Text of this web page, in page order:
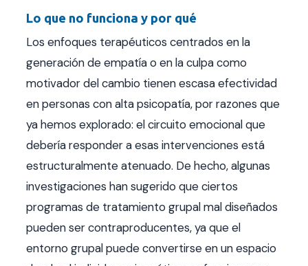
Lo que no funciona y por qué
Los enfoques terapéuticos centrados en la
generación de empatía o en la culpa como
motivador del cambio tienen escasa efectividad
en personas con alta psicopatía, por razones que
ya hemos explorado: el circuito emocional que
debería responder a esas intervenciones está
estructuralmente atenuado. De hecho, algunas
investigaciones han sugerido que ciertos
programas de tratamiento grupal mal diseñados
pueden ser contraproducentes, ya que el
entorno grupal puede convertirse en un espacio